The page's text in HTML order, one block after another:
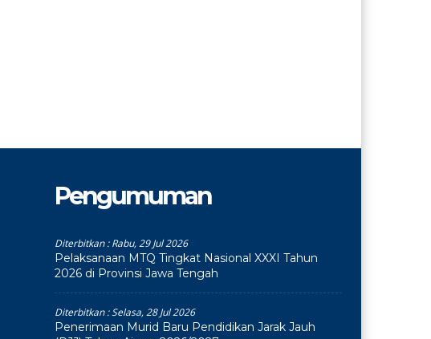
Pengumuman
Diterbitkan :Rabu, 29 Jul 2026
Pelaksanaan MTQ Tingkat Nasional XXXI Tahun
2026 di Provinsi Jawa Tengah
Diterbitkan :Selasa, 28 Jul 2026
Penerimaan Murid Baru Pendidikan Jarak Jauh